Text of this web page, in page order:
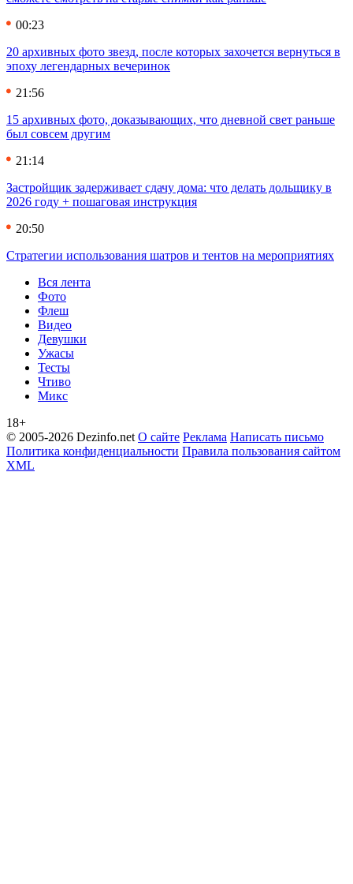
00:23
20 архивных фото звезд, после которых захочется вернуться в
эпоху легендарных вечеринок
21:56
15 архивных фото, доказывающих, что дневной свет раньше
был совсем другим
21:14
Застройщик задерживает сдачу дома: что делать дольщику в
2026 году + пошаговая инструкция
20:50
Стратегии использования шатров и тентов на мероприятиях
Вся лента
Фото
Флеш
Видео
Девушки
Ужасы
Тесты
Чтиво
Микс
18+
© 2005-2026 Dezinfo.net О сайте Реклама Написать письмо
Политика конфиденциальности Правила пользования сайтом
XML